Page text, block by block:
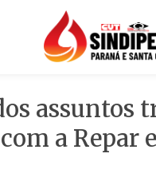
assuntos
com a Repar